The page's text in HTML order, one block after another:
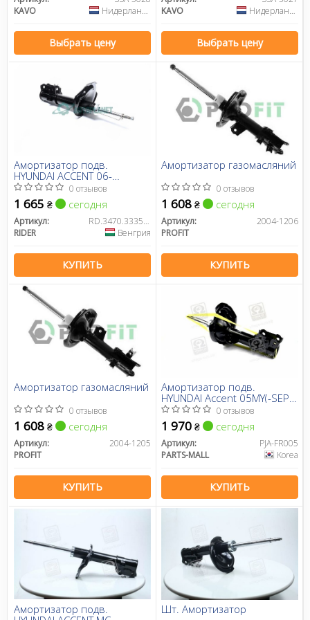
KAVO
Нидерланды
Выбрать цену
KAVO
Нидерланды
Выбрать цену
Амортизатор подв.
HYUNDAI ACCENT 06-
передн.прав.газ (RIDER)
0 отзывов
1 665 ₴ сегодня
Артикул:
RD.3470.333516
RIDER
Венгрия
КУПИТЬ
Амортизатор газомасляний
0 отзывов
1 608 ₴ сегодня
Артикул:
2004-1206
PROFIT
КУПИТЬ
Амортизатор газомасляний
0 отзывов
1 608 ₴ сегодня
Артикул:
2004-1205
PROFIT
КУПИТЬ
Амортизатор подв.
HYUNDAI Accent 05MY(-SEP
2006) передн. прав. газов.
(пр-во PARTS-MALL)
0 отзывов
1 970 ₴ сегодня
Артикул:
PJA-FR005
PARTS-MALL
Korea
КУПИТЬ
Амортизатор подв.
Шт. Амортизатор